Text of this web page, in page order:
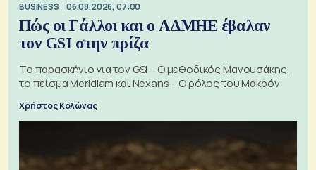
BUSINESS 06.08.2026, 07:00
Πώς οι Γάλλοι και ο ΑΔΜΗΕ έβαλαν
τον GSI στην πρίζα
Το παρασκήνιο για τον GSI – Ο μεθοδικός Μανουσάκης,
το πείσμα Meridiam και Nexans – Ο ρόλος του Μακρόν
Χρήστος Κολώνας